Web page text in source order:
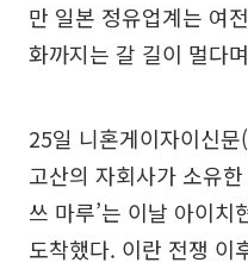
만 일본 정유업계는 여
화까지는 갈 길이 멀다
25일 니혼게이자이신
고산의 자회사가 소유
쓰 마루’는 이날 아이치
도착했다. 이란 전쟁 이